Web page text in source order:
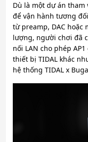
Dù là một dự án tham
để vận hành tương
từ preamp, DAC hoặc
lượng, người chơi đã
nối LAN cho phép
thiết bị TIDAL khác
hệ thống TIDAL x